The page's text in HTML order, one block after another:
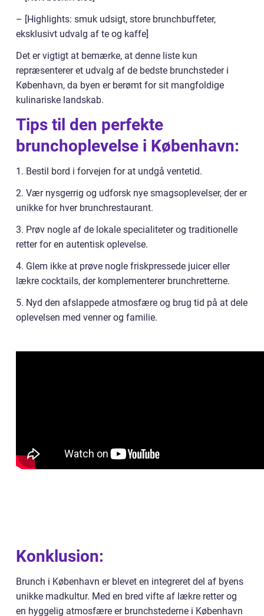
– [Highlights: smuk udsigt, store brunchbuffeter,
eksklusivt udvalg af te og kaffe]
Det er vigtigt at bemærke, at denne liste kun
repræsenterer et udvalg af de bedste brunchsteder i
København, da byen er berømt for sit mangfoldige
kulinariske landskab.
Tips til den perfekte
brunchoplevelse i København:
1. Bestil bord i forvejen for at undgå ventetid.
2. Vær nysgerrig og udforsk nye smagsoplevelser, der er
unikke for hver brunchrestaurant.
3. Prøv nogle af de lokale specialiteter og traditionelle
retter for en autentisk oplevelse.
4. Glem ikke at prøve nogle friskpressede juicer eller
lækre cocktails, der komplementerer brunchretterne.
5. Nyd den afslappede atmosfære og brug tid på at dele
oplevelsen med venner og familie.
Konklusion:
Brunch i København er blevet en integreret del af byens
unikke madkultur. Med en bred vifte af lækre retter og
en hyggelig atmosfære er brunchstederne i København